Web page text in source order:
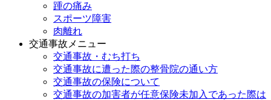
踵の痛み
スポーツ障害
肉離れ
交通事故メニュー
交通事故・むち打ち
交通事故に遭った際の整骨院の通い方
交通事故の保険について
交通事故の加害者が任意保険未加入であった際は